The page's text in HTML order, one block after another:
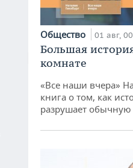
Общество 01 авг,
Большая
комнате
«Все наши вчера»
книга о том, как
разрушает